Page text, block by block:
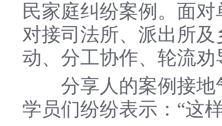
民家庭纠纷案例。面
对接司法所、派出所
动、分工协作、轮流
分享人的案例接地
学员们纷纷表示：“这